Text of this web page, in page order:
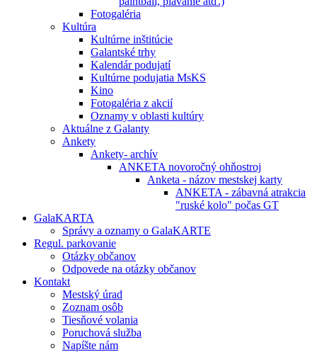
Fotogaléria
Kultúra
Kultúrne inštitúcie
Galantské trhy
Kalendár podujatí
Kultúrne podujatia MsKS
Kino
Fotogaléria z akcií
Oznamy v oblasti kultúry
Aktuálne z Galanty
Ankety
Ankety- archív
ANKETA novoročný ohňostroj
Anketa - názov mestskej karty
ANKETA - zábavná atrakcia
"ruské kolo" počas GT
GalaKARTA
Správy a oznamy o GalaKARTE
Regul. parkovanie
Otázky občanov
Odpovede na otázky občanov
Kontakt
Mestský úrad
Zoznam osôb
Tiesňové volania
Poruchová služba
Napíšte nám